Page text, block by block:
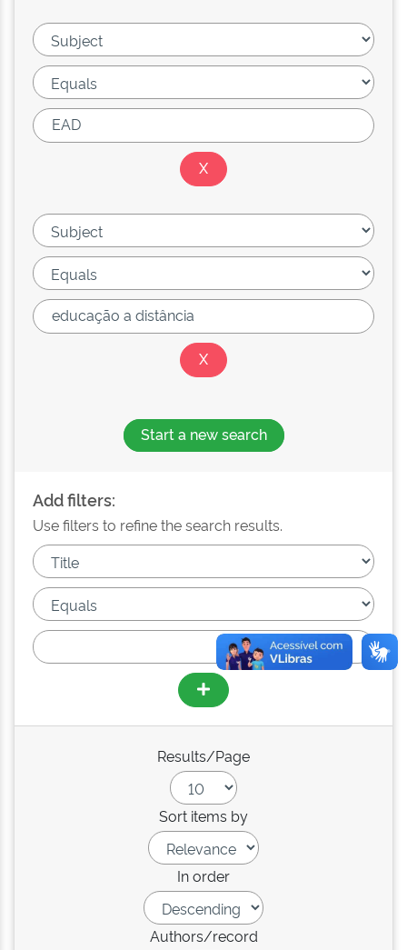
Start a new search
Add filters:
Use filters to refine the search results.
Results/Page
Sort items by
In order
Authors/record